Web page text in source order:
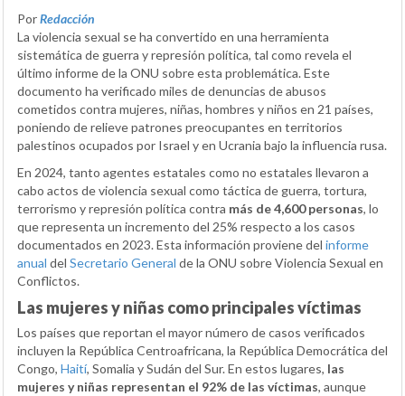
PorRedacción
La violencia sexual se ha convertido en una herramienta
sistemática de guerra y represión política, tal como revela el
último informe de la ONU sobre esta problemática. Este
documento ha verificado miles de denuncias de abusos
cometidos contra mujeres, niñas, hombres y niños en 21 países,
poniendo de relieve patrones preocupantes en territorios
palestinos ocupados por Israel y en Ucrania bajo la influencia rusa.
En 2024, tanto agentes estatales como no estatales llevaron a
cabo actos de violencia sexual como táctica de guerra, tortura,
terrorismo y represión política contra más de 4,600 personas, lo
que representa un incremento del 25% respecto a los casos
documentados en 2023. Esta información proviene del informe
anual del Secretario General de la ONU sobre Violencia Sexual en
Conflictos.
Las mujeres y niñas como principales víctimas
Los países que reportan el mayor número de casos verificados
incluyen la República Centroafricana, la República Democrática del
Congo, Haití, Somalia y Sudán del Sur. En estos lugares, las
mujeres y niñas representan el 92% de las víctimas, aunque